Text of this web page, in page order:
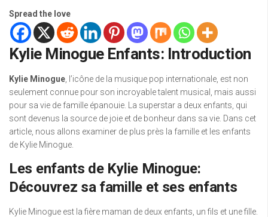
Spread the love
Kylie Minogue Enfants: Introduction
Kylie Minogue , l’icône de la musique pop internationale, est non
seulement connue pour son incroyable talent musical, mais aussi
pour sa vie de famille épanouie. La superstar a deux enfants, qui
sont devenus la source de joie et de bonheur dans sa vie. Dans cet
article, nous allons examiner de plus près la famille et les enfants
de Kylie Minogue.
Les enfants de Kylie Minogue:
Découvrez sa famille et ses enfants
Kylie Minogue est la fière maman de deux enfants, un fils et une fille.